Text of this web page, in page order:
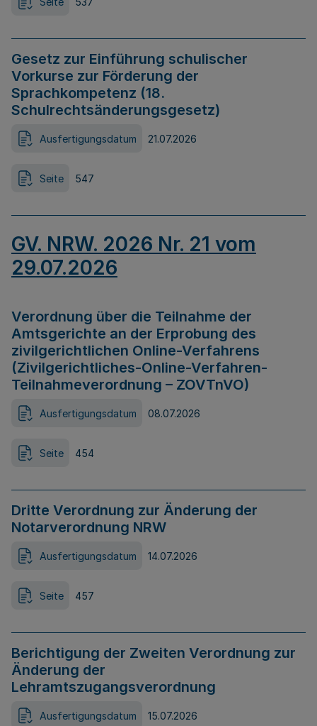
Gesetz zur Einführung schulischer
Vorkurse zur Förderung der
Sprachkompetenz (18.
Schulrechtsänderungsgesetz)
Ausfertigungsdatum 21.07.2026
Seite 547
GV. NRW. 2026 Nr. 21 vom
29.07.2026
Verordnung über die Teilnahme der
Amtsgerichte an der Erprobung des
zivilgerichtlichen Online-Verfahrens
(Zivilgerichtliches-Online-Verfahren-
Teilnahmeverordnung – ZOVTnVO)
Ausfertigungsdatum 08.07.2026
Seite 454
Dritte Verordnung zur Änderung der
Notarverordnung NRW
Ausfertigungsdatum 14.07.2026
Seite 457
Berichtigung der Zweiten Verordnung zur
Änderung der
Lehramtszugangsverordnung
Ausfertigungsdatum 15.07.2026